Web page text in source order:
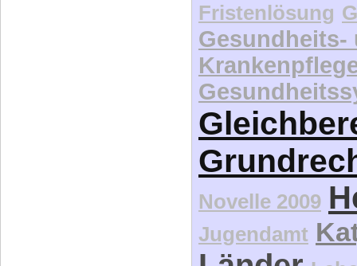
Fristenlösung
Gesundheits-
Novelle 2009
Jugendamt